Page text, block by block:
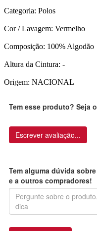
Categoria: Polos
Cor / Lavagem: Vermelho
Composição: 100% Algodão
Altura da Cintura: -
Origem: NACIONAL
Tem esse produto? Seja
Escrever avaliação...
Tem alguma dúvida
e a outros compradores!